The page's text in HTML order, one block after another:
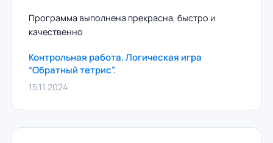
Программа выполнена прекрасна, быстро и
качественно
Контрольная работа. Логическая игра
“Обратный тетрис”.
15.11.2024